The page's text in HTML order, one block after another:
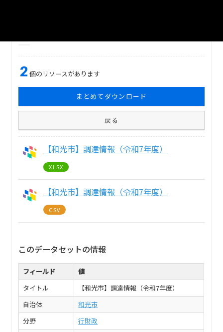
2 個のリソースがあります
まとめてダウンロード
戻る
【和光市】調達情報（令和7年度）
XLSX
【和光市】調達情報（令和7年度）
CSV
このデータセットの情報
フィールド
値
タイトル
【和光市】調達情報（令和7年度）
自治体
和光市
分野
行財政